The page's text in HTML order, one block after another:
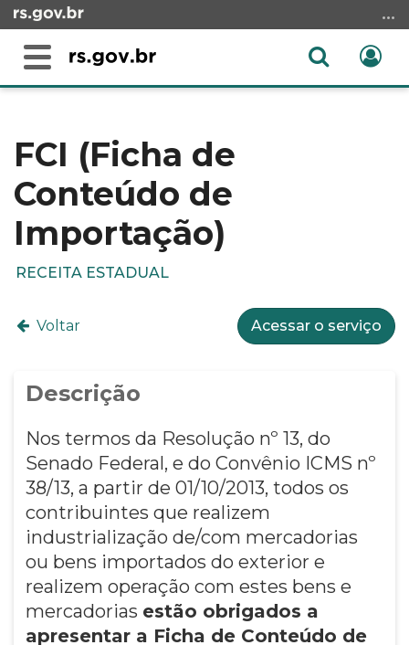
para
conteúdo
menu
para
busca
Alterna
Abrir
conteúdo
FCI (Ficha de
Conteúdo de
Importação)
RECEITA ESTADUAL
Voltar Acessar o serviço
Descrição
Nos termos da Resolução nº 13, do
Senado Federal, e do Convênio ICMS nº
38/13, a partir de 01/10/2013, todos os
contribuintes que realizem
industrialização de/com mercadorias
ou bens importados do exterior e
realizem operação com estes bens e
mercadorias estão obrigados a
apresentar a Ficha de Conteúdo de